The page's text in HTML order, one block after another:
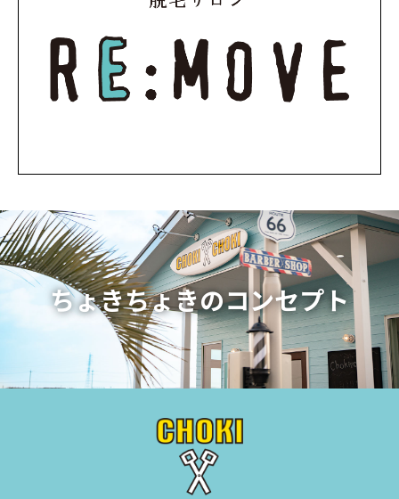
ちょきちょきのコンセプト